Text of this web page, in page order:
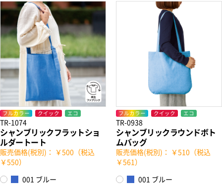
フルカラー クイック エコ
TR-1074
シャンブリックフラットショ
ルダートート
販売価格(税別)： ￥500（税込
￥550）
001 ブルー
フルカラー クイック エコ
TR-0938
シャンブリックラウンドボト
ムバッグ
販売価格(税別)： ￥510（税込
￥561）
001 ブルー